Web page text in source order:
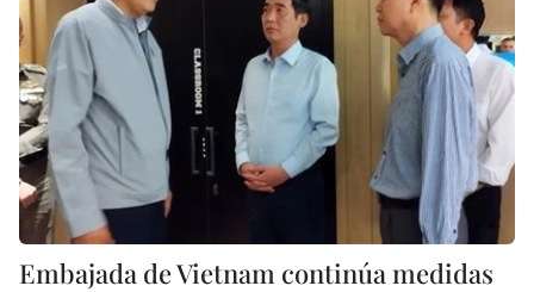
Embajada de Vietnam continúa medidas